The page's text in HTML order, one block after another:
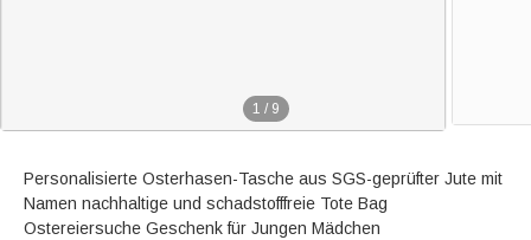
1 / 9
Personalisierte Osterhasen-Tasche aus SGS-geprüfter Jute mit
Namen nachhaltige und schadstofffreie Tote Bag
Ostereiersuche Geschenk für Jungen Mädchen